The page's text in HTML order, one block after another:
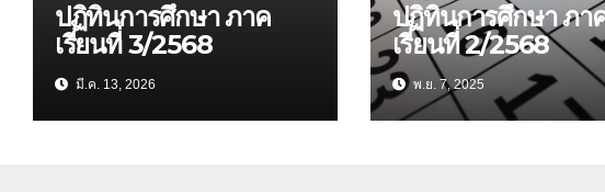
ปฏิทินการศึกษา ภาค
เรียนที่ 3/2568
มี.ค. 13, 2026
ปฏิทินการศึกษา ภา
เรียนที่ 2/2568
พ.ย. 7, 2025